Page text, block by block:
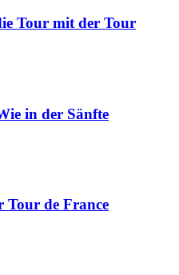
Tour mit der Tour
in der Sänfte
Tour de France